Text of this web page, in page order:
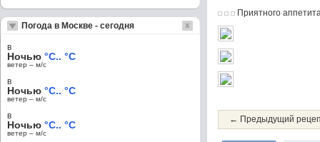
Приятного
← Предыдущий
Погода в Москве - сегодня
в
Ночью °C.. °C
ветер – м/c
в
Ночью °C.. °C
ветер – м/c
в
Ночью °C.. °C
ветер – м/c